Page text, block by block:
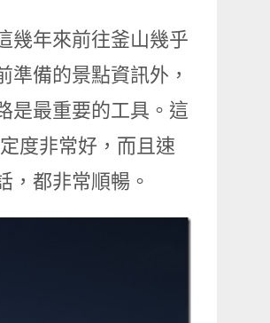
幾年來前往釜山幾乎
備的景點資訊外，
是最重要的工具。這
度非常好，而且速
，都非常順暢。